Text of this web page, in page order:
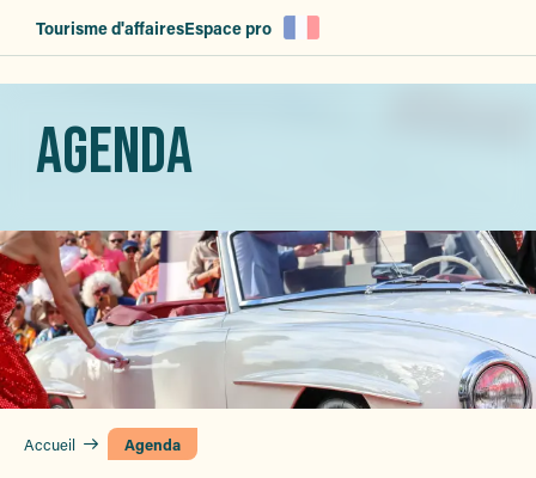
Tourisme d'affairesEspace pro
AGENDA
Accueil Agenda